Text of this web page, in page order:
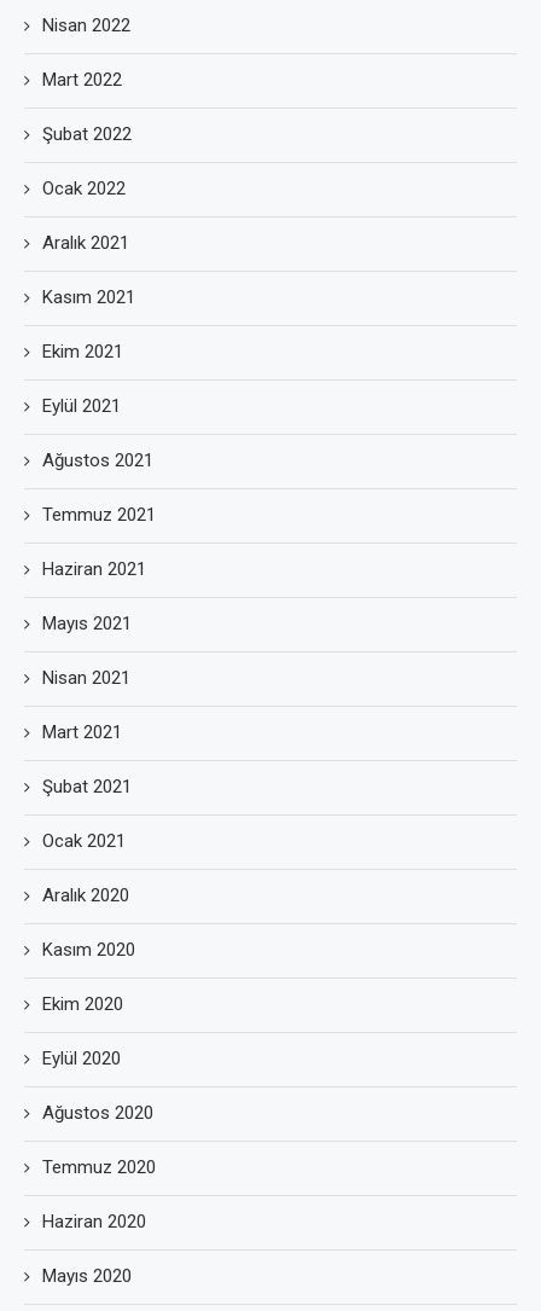
Nisan 2022
Mart 2022
Şubat 2022
Ocak 2022
Aralık 2021
Kasım 2021
Ekim 2021
Eylül 2021
Ağustos 2021
Temmuz 2021
Haziran 2021
Mayıs 2021
Nisan 2021
Mart 2021
Şubat 2021
Ocak 2021
Aralık 2020
Kasım 2020
Ekim 2020
Eylül 2020
Ağustos 2020
Temmuz 2020
Haziran 2020
Mayıs 2020